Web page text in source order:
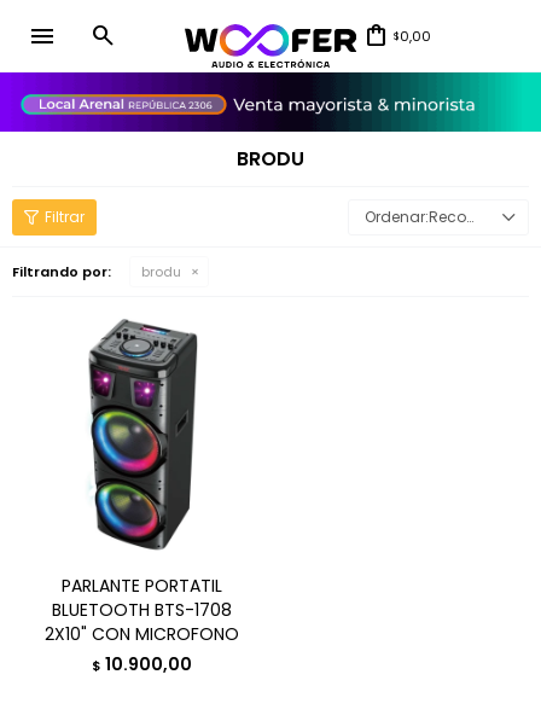
menu $0,00
BRODU
Recomendados
Filtrando por: brodu
PARLANTE PORTATIL
BLUETOOTH BTS-1708
2X10" CON MICROFONO
$ 10.900,00
close